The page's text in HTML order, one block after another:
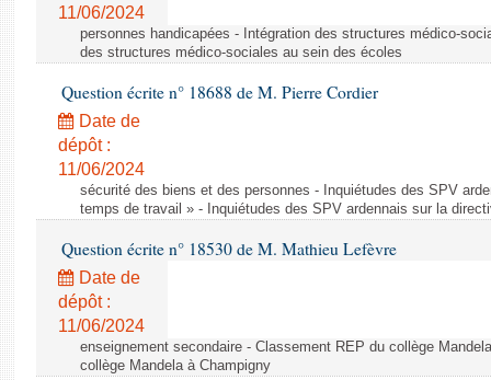
11/06/2024
personnes handicapées - Intégration des structures médico-
des structures médico-sociales au sein des écoles
Question écrite n° 18688 de M. Pierre Cordier
Date de
dépôt :
11/06/2024
sécurité des biens et des personnes - Inquiétudes des SPV
temps de travail » - Inquiétudes des SPV ardennais sur la
Question écrite n° 18530 de M. Mathieu Lefèvre
Date de
dépôt :
11/06/2024
enseignement secondaire - Classement REP du collège
collège Mandela à Champigny